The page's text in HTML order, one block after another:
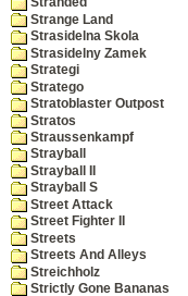
Strange Land
Strasidelna Skola
Strasidelny Zamek
Strategi
Stratego
Stratoblaster Outpost
Stratos
Straussenkampf
Strayball
Strayball II
Strayball S
Street Attack
Street Fighter II
Streets
Streets And Alleys
Streichholz
Strictly Gone Bananas